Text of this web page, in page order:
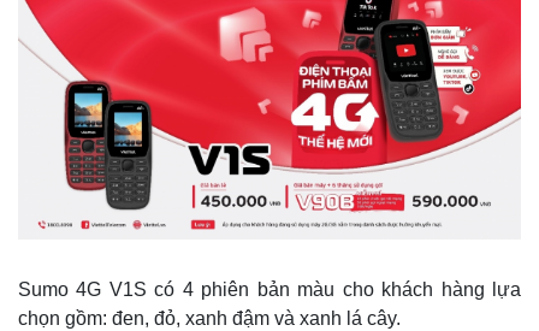
Sumo 4G V1S có 4 phiên bản màu cho khách hàng lựa
chọn gồm: đen, đỏ, xanh đậm và xanh lá cây.